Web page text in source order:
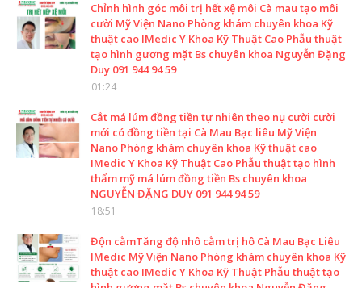
Chỉnh hình góc môi trị hết xệ môi Cà mau tạo môi
cười Mỹ Viện Nano Phòng khám chuyên khoa Kỹ
thuật cao IMedic Y Khoa Kỹ Thuật Cao Phẫu thuật
tạo hình gương mặt Bs chuyên khoa Nguyễn Đặng
Duy 091 944 94 59
01:24
Cắt má lúm đồng tiền tự nhiên theo nụ cười cười
mới có đồng tiền tại Cà Mau Bạc liêu Mỹ Viện
Nano Phòng khám chuyên khoa Kỹ thuật cao
IMedic Y Khoa Kỹ Thuật Cao Phẫu thuật tạo hình
thẩm mỹ má lúm đồng tiền Bs chuyên khoa
NGUYỄN ĐẶNG DUY 091 944 94 59
18:51
Độn cằmTăng độ nhô cằm trị hô Cà Mau Bạc Liêu
IMedic Mỹ Viện Nano Phòng khám chuyên khoa Kỹ
thuật cao IMedic Y Khoa Kỹ Thuật Phẫu thuật tạo